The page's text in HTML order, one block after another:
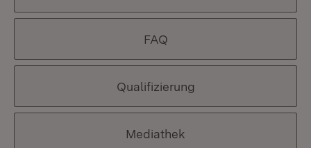
FAQ
Qualifizierung
Mediathek